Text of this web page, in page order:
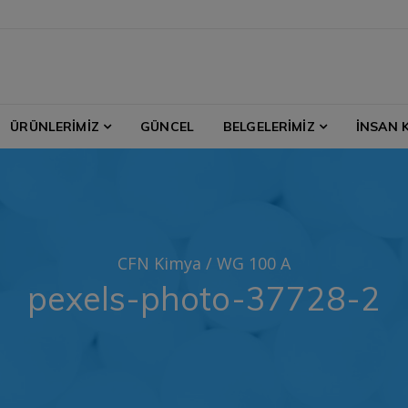
ÜRÜNLERİMİZ GÜNCEL BELGELERİMİZ İNSAN
pexels-photo-37728-2
CFN Kimya / WG 100 A